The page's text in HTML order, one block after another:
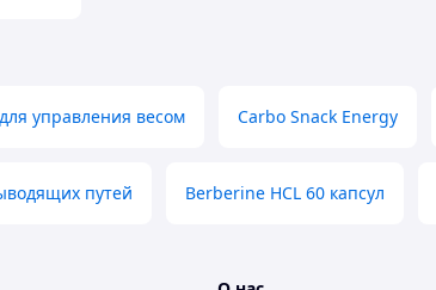
управления весом Carbo Snack Energy
путей Berberine HCL 60 капсул